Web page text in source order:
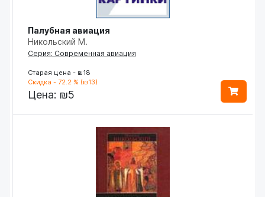
Палубная авиация
Никольский М.
Серия: Современная авиация
Старая цена - ₪18
Скидка - 72.2 % (₪13)
Цена: ₪5